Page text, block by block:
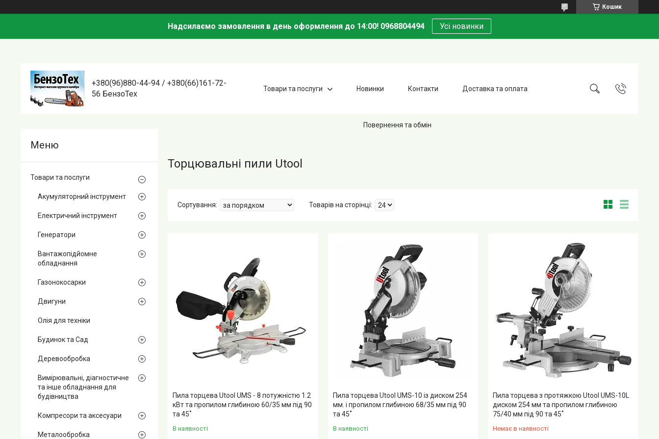
Кошик
Надсилаємо замовлення в день оформлення до 14:00! 0968804494 Усі новинки
+380(96)880-44-94 / +380(66)161-72-
56 БензоТех
Товари та послуги Новинки Контакти Доставка та оплата
Повернення та обмін
Торцювальні пили Utool
Пила торцева Utool UMS - 8 потужністю 1.2
кВт та пропилом глибиною 60/35 мм під 90
та 45˚
В наявності
Пила торцева Utool UMS-10 із диском 254
мм. і пропилом глибиною 68/35 мм під 90
та 45˚
В наявності
Пила торцева з протяжкою Utool UMS-10L
диском 254 мм та пропилом глибиною
75/40 мм під 90 та 45˚
Немає в наявності
Товари та послуги
Акумуляторний інструмент
Електричний інструмент
Генератори
Вантажопідйомне
обладнання
Газонокосарки
Двигуни
Олія для техніки
Будинок та Сад
Деревообробка
Вимірювальні, діагностичне
та інше обладнання для
будівництва
Компресори та аксесуари
Металообробка